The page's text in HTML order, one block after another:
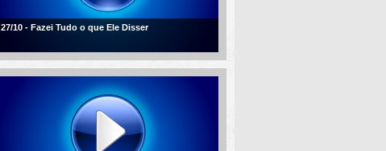
27/10 - Fazei Tudo o que Ele Disser